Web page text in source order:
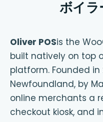
ボイラ
Oliver POSis the
built natively on top
platform. Founded in
Newfoundland, by
online merchants a
checkout kiosk, and